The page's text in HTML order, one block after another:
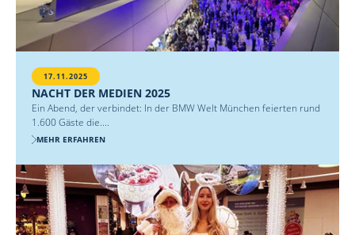
17.11.2025
NACHT DER MEDIEN 2025
Ein Abend, der verbindet: In der BMW Welt München feierten rund
1.600 Gäste die....
MEHR ERFAHREN